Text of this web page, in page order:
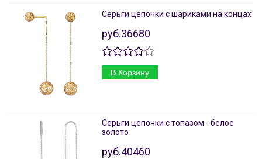
Серьги цепочки с шариками на концах
руб.36680
В Корзину
Серьги цепочки с топазом - белое
золото
руб.40460